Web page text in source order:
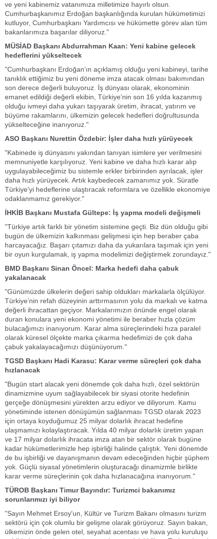
ve yeni kabinemiz vatanımıza milletimize hayırlı olsun.
Cumhurbaşkanımız Erdoğan başkanlığında kurulan hükümetimizi
kutluyor, Cumhurbaşkanı Yardımcısı ve hükümette görev alan tüm
bakanlarımıza başarılar diliyoruz."
MÜSİAD Başkanı Abdurrahman Kaan: Yeni kabine gelecek
hedeflerini yükseltecek
"Cumhurbaşkanı Erdoğan’ın açıklamış olduğu yeni kabineyi, tarihe
tanıklık ettiğimiz bu yeni döneme imza atacak olması bakımından
son derece değerli buluyoruz. İş dünyası olarak, ekonominin
emanet edildiği değerli ekibin, Türkiye’nin son 16 yılda kazanmış
olduğu ivmeyi daha yukarı taşıyarak üretim, ihracat, yatırım ve
büyüme rakamlarını, ülkemizin gelecek hedefleri doğrultusunda
yükselteceğine inanıyoruz."
ASO Başkanı Nurettin Özdebir: İşler daha hızlı yürüyecek
"Kabinede iş dünyasını yakından tanıyan isimlere yer verilmesini
memnuniyetle karşılıyoruz. Yeni kabine ve daha hızlı karar alıp
uygulayabileceğimiz bu sistemle erkler birbirinden ayrılacak, işler
daha hızlı yürüyecek. Artık kaybedecek zamanımız yok. Süratle
Türkiye'yi hedeflerine ulaştıracak reformlara ve özellikle ekonomiye
odaklanmamız gerekiyor."
İHKİB Başkanı Mustafa Gültepe: İş yapma modeli değişmeli
"Türkiye artık farklı bir yönetim sistemine geçti. Biz dün olduğu gibi
bugün de ülkemizin kalkınması gelişmesi için hep beraber çaba
harcayacağız. Başarı çıtamızı daha da yukarılara taşımak için yeni
bir oyun kurgulamak, iş yapma modelimizi değiştirmek zorundayız."
BMD Başkanı Sinan Öncel: Marka hedefi daha çabuk
yakalanacak
"Günümüzde ülkelerin değeri sahip oldukları markalarla ölçülüyor.
Türkiye’nin refah düzeyinin arttırmasının yolu da markalı ve katma
değerli ihracattan geçiyor. Markalarımızın önünde engel olarak
duran konulara yeni ekonomi yönetimi ile beraber hızla çözüm
bulacağımızı inanıyorum. Karar alma süreçlerindeki hıza paralel
olarak küresel ölçekte marka çıkarma hedefimizi de çok daha
çabuk yakalayacağımızı düşünüyorum."
TGSD Başkanı Hadi Karasu: Karar verme süreçleri çok daha
hızlanacak
"Bugün start alacak yeni dönemde çok daha hızlı, özel sektörün
dinamizmine uyum sağlayabilecek bir siyasi otorite hedefinin
gerçeğe dönüşmesini yürekten arzu ediyor ve diliyorum. Kamu
yönetiminde istenen dönüşümün sağlanması TGSD olarak 2023
için ortaya koyduğumuz 25 milyar dolarlık ihracat hedefine
ulaşmamızı kolaylaştıracak. Yılda 40 milyar dolarlık üretim yapan
ve 17 milyar dolarlık ihracata imza atan bir sektör olarak bugüne
kadar hükümetlerimizle hep işbirliği halinde çalıştık. Yeni dönemde
de bu işbirliği ve dayanışmanın devam edeceğinden hiçbir şüphem
yok. Güçlü siyasal yönetimlerin oluşturacağı dinamizmle birlikte
karar verme süreçlerinin çok daha hızlanacağına inanıyorum."
TÜROB Başkanı Timur Bayındır: Turizmci bakanımız
sorunlarımızı iyi biliyor
"Sayın Mehmet Ersoy'un, Kültür ve Turizm Bakanı olmasını turizm
sektörü için çok olumlu bir gelişme olarak görüyoruz. Sayın bakan,
ülkemizin önde gelen otel, seyahat acentası ve hava yolu kuruluşu